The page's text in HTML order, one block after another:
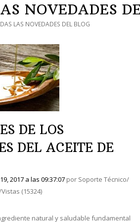
NOVEDADES
LAS NOVEDADES DEL BLOG
DE LOS
DEL ACEITE DE
2017 a las 09:37:07 por Soporte Técnico/
Vistas (15324)
natural y saludable fundamental